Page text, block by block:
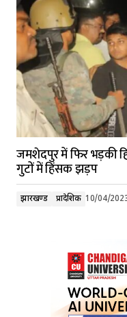
जमशेदपुर में फिर भड़की
गुटों में हिंसक झड़प
झारखण्ड प्रादेशिक 10/04/